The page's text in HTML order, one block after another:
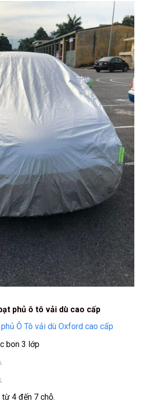
phủ ô tô vải dù cao cấp
Ô Tô vải dù Oxford cao cấp
bon 3 lớp
4 đến 7 chỗ.